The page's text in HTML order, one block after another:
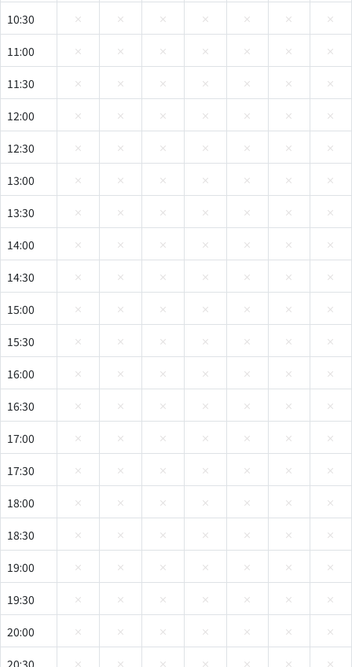
10:30
11:00
11:30
12:00
12:30
13:00
13:30
14:00
14:30
15:00
15:30
16:00
16:30
17:00
17:30
18:00
18:30
19:00
19:30
20:00
20:30